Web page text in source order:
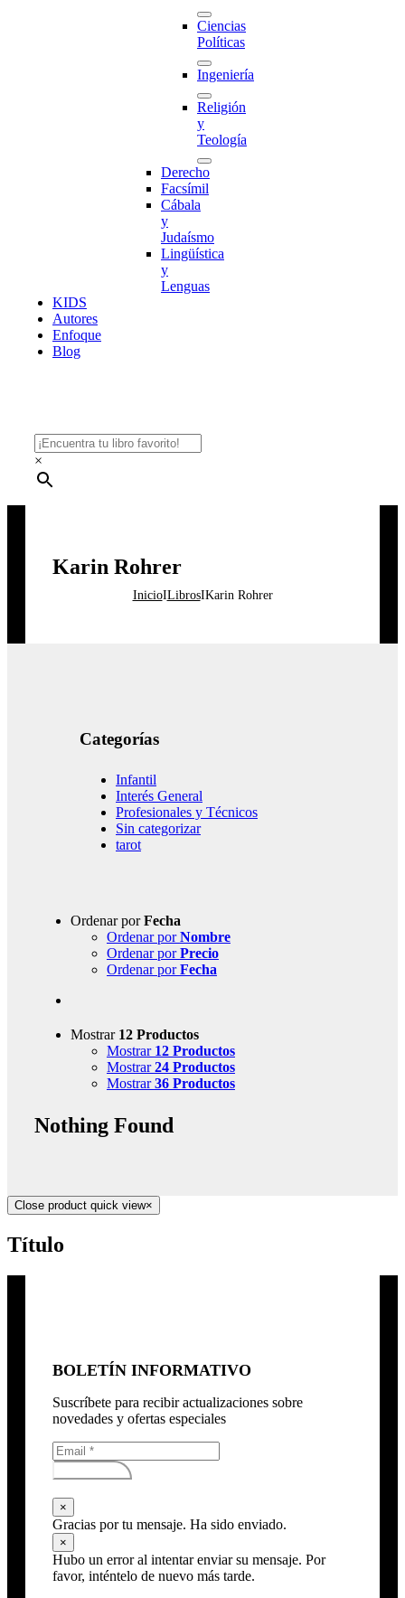
Ciencias
Políticas
Ingeniería
Religión
y
Teología
Derecho
Facsímil
Cábala
y
Judaísmo
Lingüística
y
Lenguas
KIDS
Autores
Enfoque
Blog
×
Karin Rohrer
InicioILibrosIKarin Rohrer
Categorías
Infantil
Interés General
Profesionales y Técnicos
Sin categorizar
tarot
Ordenar porFecha
Ordenar porNombre
Ordenar porPrecio
Ordenar porFecha
Mostrar 12 Productos
Mostrar 12 Productos
Mostrar24 Productos
Mostrar36 Productos
Nothing Found
Close product quick view×
Título
BOLETÍN INFORMATIVO
Suscríbete para recibir actualizaciones sobre
novedades y ofertas especiales
Subscribirse
×
Gracias por tu mensaje. Ha sido enviado.
×
Hubo un error al intentar enviar su mensaje. Por
favor, inténtelo de nuevo más tarde.